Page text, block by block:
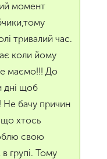
момент
тривалий час.
коли йому
маємо!!! До
дні щоб
Не бачу причин
хтось
свою
групі. Тому